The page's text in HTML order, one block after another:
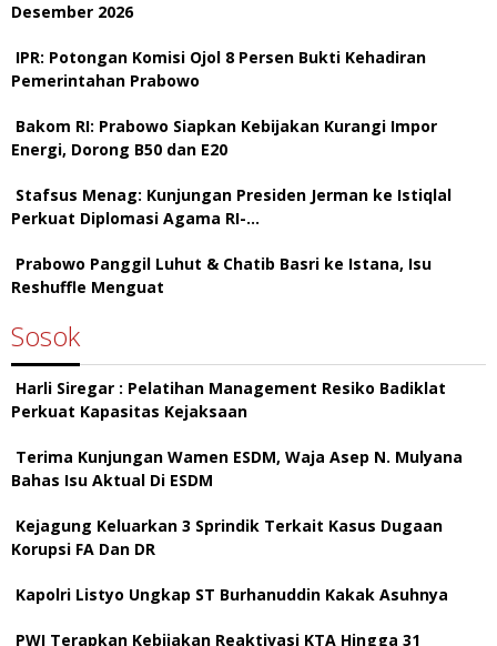
Desember 2026
IPR: Potongan Komisi Ojol 8 Persen Bukti Kehadiran
Pemerintahan Prabowo
Bakom RI: Prabowo Siapkan Kebijakan Kurangi Impor
Energi, Dorong B50 dan E20
Stafsus Menag: Kunjungan Presiden Jerman ke Istiqlal
Perkuat Diplomasi Agama RI-…
Prabowo Panggil Luhut & Chatib Basri ke Istana, Isu
Reshuffle Menguat
Sosok
Harli Siregar : Pelatihan Management Resiko Badiklat
Perkuat Kapasitas Kejaksaan
Terima Kunjungan Wamen ESDM, Waja Asep N. Mulyana
Bahas Isu Aktual Di ESDM
Kejagung Keluarkan 3 Sprindik Terkait Kasus Dugaan
Korupsi FA Dan DR
Kapolri Listyo Ungkap ST Burhanuddin Kakak Asuhnya
PWI Terapkan Kebijakan Reaktivasi KTA Hingga 31